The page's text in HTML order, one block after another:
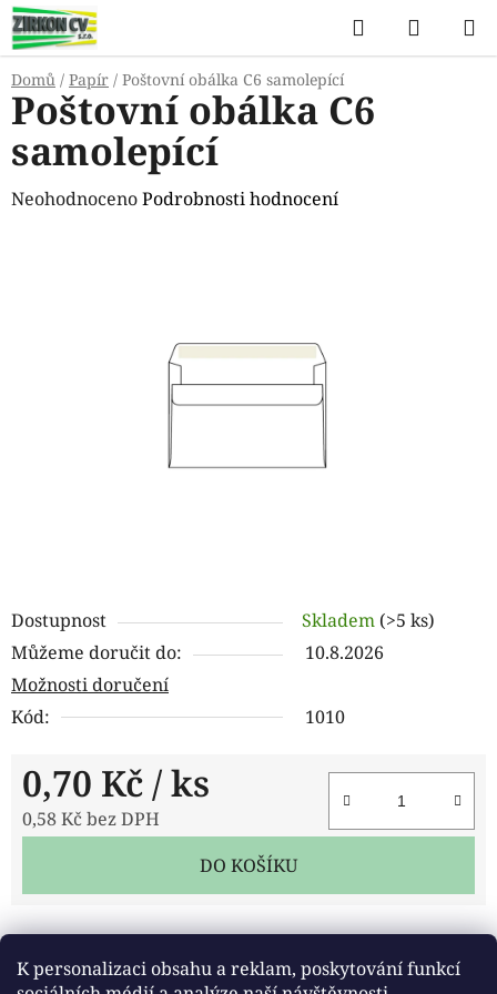
K personalizaci obsahu a reklam, poskytování funkcí
Přejít
na
obsah
Hledat
KOŠÍK
Domů / Papír / Poštovní obálka C6 samolepící
Dostupnost Skladem (>5 ks)
Můžeme doručit do:
10.8.2026
Možnosti doručení
Kód:
1010
0,70 Kč / ks
0,58 Kč bez DPH
DO KOŠÍKU
Poštovní obálka C6
samolepící
Průměrné
NeohodnocenoPodrobnosti hodnocení